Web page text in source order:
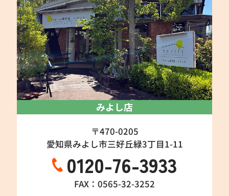
みよし店
〒470-0205
愛知県みよし市三好丘緑3丁目1-11
0120-76-3933
FAX：0565-32-3252